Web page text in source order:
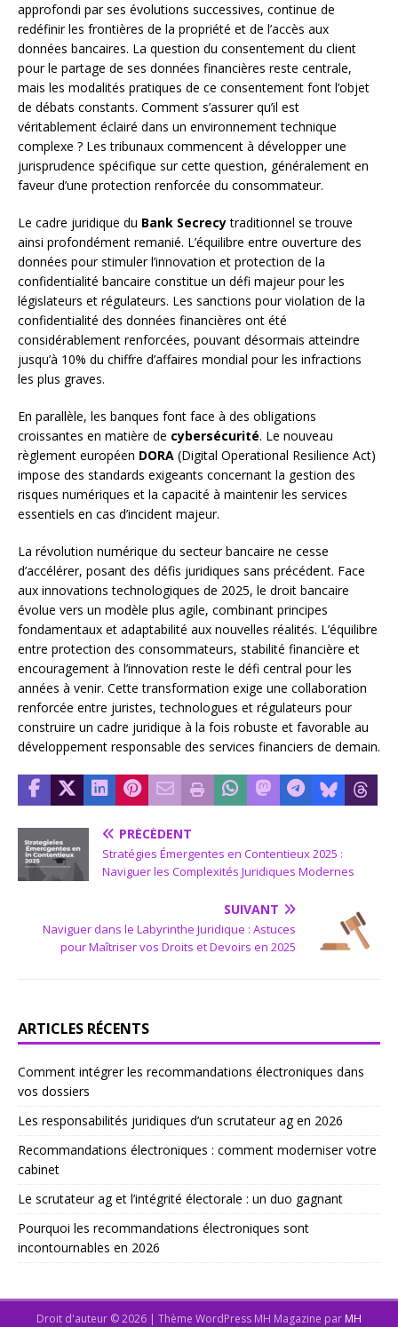
approfondi par ses évolutions successives, continue de
redéfinir les frontières de la propriété et de l’accès aux
données bancaires. La question du consentement du client
pour le partage de ses données financières reste centrale,
mais les modalités pratiques de ce consentement font l’objet
de débats constants. Comment s’assurer qu’il est
véritablement éclairé dans un environnement technique
complexe ? Les tribunaux commencent à développer une
jurisprudence spécifique sur cette question, généralement en
faveur d’une protection renforcée du consommateur.
Le cadre juridique du Bank Secrecytraditionnel se trouve
ainsi profondément remanié. L’équilibre entre ouverture des
données pour stimuler l’innovation et protection de la
confidentialité bancaire constitue un défi majeur pour les
législateurs et régulateurs. Les sanctions pour violation de la
confidentialité des données financières ont été
considérablement renforcées, pouvant désormais atteindre
jusqu’à 10% du chiffre d’affaires mondial pour les infractions
les plus graves.
En parallèle, les banques font face à des obligations
croissantes en matière de cybersécurité. Le nouveau
règlement européen DORA (Digital Operational Resilience Act)
impose des standards exigeants concernant la gestion des
risques numériques et la capacité à maintenir les services
essentiels en cas d’incident majeur.
La révolution numérique du secteur bancaire ne cesse
d’accélérer, posant des défis juridiques sans précédent. Face
aux innovations technologiques de 2025, le droit bancaire
évolue vers un modèle plus agile, combinant principes
fondamentaux et adaptabilité aux nouvelles réalités. L’équilibre
entre protection des consommateurs, stabilité financière et
encouragement à l’innovation reste le défi central pour les
années à venir. Cette transformation exige une collaboration
renforcée entre juristes, technologues et régulateurs pour
construire un cadre juridique à la fois robuste et favorable au
développement responsable des services financiers de demain.
PRÉCÉDENT
Stratégies Émergentes en Contentieux 2025 :
Naviguer les Complexités Juridiques Modernes
SUIVANT
Naviguer dans le Labyrinthe Juridique : Astuces
pour Maîtriser vos Droits et Devoirs en 2025
ARTICLES RÉCENTS
Comment intégrer les recommandations électroniques dans
vos dossiers
Les responsabilités juridiques d’un scrutateur ag en 2026
Recommandations électroniques : comment moderniser votre
cabinet
Le scrutateur ag et l’intégrité électorale : un duo gagnant
Pourquoi les recommandations électroniques sont
incontournables en 2026
Droit d'auteur © 2026 | Thème WordPress MH Magazine par MH